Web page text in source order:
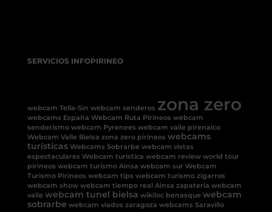
SERVICIOS INFOPIRINEO
webcam Tella-Sin webcam senderos zona zero
webcams España Webcam Ruta Pirineos webcam
senderismo webcam Pyrenees webcam valle pirenaico
Webcam Valle Bielsa zona zero pirineos webcams
turísticas Webcams Sobrarbe webcam vistas
espectaculares Webcam turística webcam review world tour
pirineos webcam turismo Ainsa webcam sur Webcam
Turismo Pirineos webcam tips webcam turismo zigarros
webcam show webcam tiempo real Ainsa zapateria webcam
valle webcam tunel bielsa wikiloc benasque webcam
sobrarbe webcam viados zaragoza webcams Saravillo